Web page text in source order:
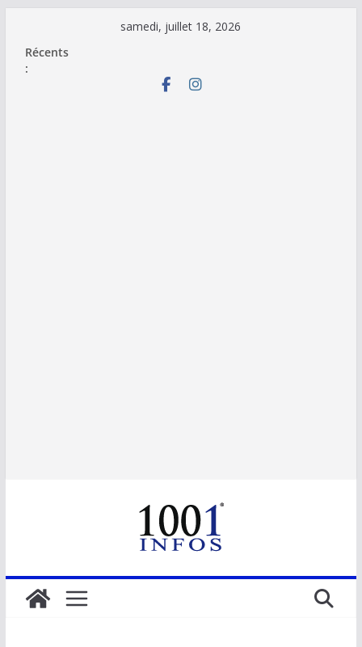
contenu
samedi, juillet 18, 2026
Récents
: